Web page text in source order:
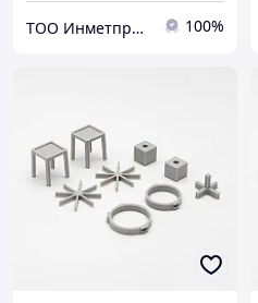
ТОО Инметпром 100%